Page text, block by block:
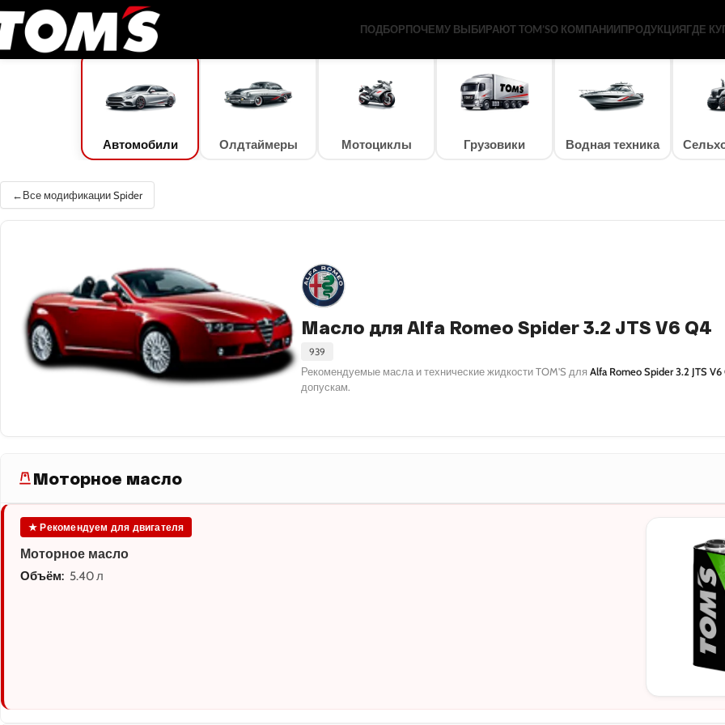
ПОДБОРПОЧЕМУ ВЫБИРАЮТ TOM’SО КОМПАНИИПРОДУКЦИЯ
5W-30 C3
5W-30 DL-1
0W-20 PAO
0W-20
0W-30 DL-1
ГДЕ
TOM'S Oil /Подбор масла /Автомобили
Автомобили Олдтаймеры Мотоциклы Грузовики Водная техника
Все модификации Spider
Масло для Alfa Romeo Spider 3.2 JTS V6 Q4
939
Рекомендуемые масла и технические жидкости TOM'S для Alfa Romeo Spider 3.2 JTS V6
допускам.
Моторное масло
★ Рекомендуем для двигателя
Моторное масло
Объём: 5.40 л